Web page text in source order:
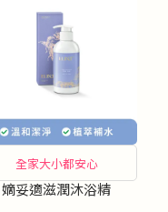
全家大小都安心
嫡妥適滋潤沐浴精